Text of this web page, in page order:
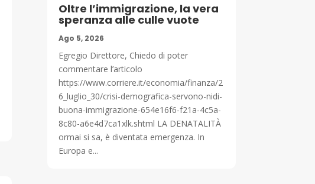
Oltre l’immigrazione, la vera
speranza alle culle vuote
Ago 5, 2026
Egregio Direttore, Chiedo di poter
commentare l’articolo
https://www.corriere.it/economia/finanza/2
6_luglio_30/crisi-demografica-servono-nidi-
buona-immigrazione-654e16f6-f21a-4c5a-
8c80-a6e4d7ca1xlk.shtml LA DENATALITÀ
ormai si sa, è diventata emergenza. In
Europa e...